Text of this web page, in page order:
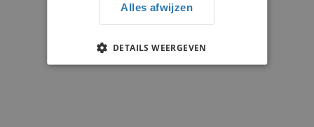
Alles afwijzen
DETAILS WEERGEVEN